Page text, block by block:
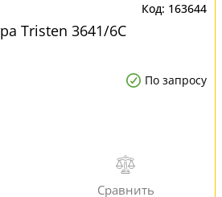
163644
Tristen 3641/6C
По запросу